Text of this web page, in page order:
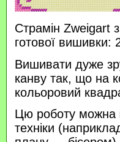
Страмін Zweigart
готової вишивки:
Вишивати дуже
канву так, що на
кольоровий
Цю роботу можна
техніки